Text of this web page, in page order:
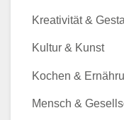
Kreativität &
Kultur & Kunst
Kochen &
Mensch &